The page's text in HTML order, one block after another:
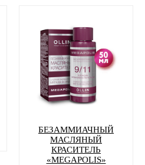
БЕЗАММИАЧНЫЙ
МАСЛЯНЫЙ
КРАСИТЕЛЬ
«MEGAPOLIS»